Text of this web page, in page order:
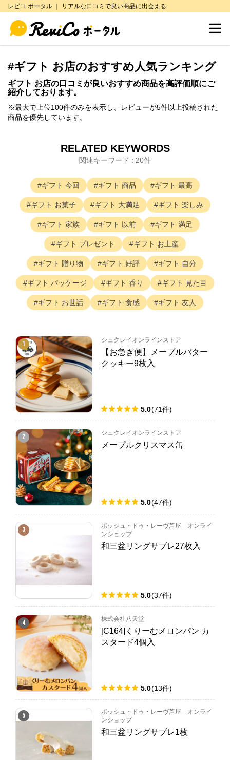
レビコ ポータル ｜ リアルな口コミで良い商品に出会える
#ギフト お店のおすすめ人気ランキング
ギフト お店の口コミが良いおすすめ商品を高評価順にご
紹介しております。
※最大で上位100件のみを表示し、レビューが5件以上投稿された
商品を優先しています。
RELATED KEYWORDS
関連キーワード : 20件
ギフト 今回 ギフト 商品 ギフト 最高
ギフト お菓子 ギフト 大満足 ギフト 楽しみ
ギフト 家族 ギフト 以前 ギフト 満足
ギフト プレゼント ギフト お土産
ギフト 贈り物 ギフト 好評 ギフト 自分
ギフト パッケージ ギフト 香り ギフト 見た目
ギフト お世話 ギフト 食感 ギフト 友人
閉じる 絞り込み条件
総合評価
星 5
星 3以上
低評価のみ（星3未満）
1 シュクレイオンラインストア
【お急ぎ便】メープルバター
クッキー9枚入
5.0(71件)
2 シュクレイオンラインストア
メープルクリスマス缶
5.0(47件)
3
ポッシュ・ドゥ・レーヴ芦屋 オンライ
ンショップ
和三盆リングサブレ27枚入
5.0(37件)
4 株式会社八天堂
[C164]くりーむメロンパン カ
スタード4個入
5.0(13件)
5
ポッシュ・ドゥ・レーヴ芦屋 オンライ
ンショップ
和三盆リングサブレ1枚